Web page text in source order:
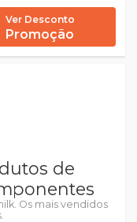
Ver Desconto
Promoção
de
Os mais vendidos